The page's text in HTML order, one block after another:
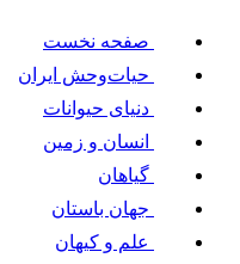
صفحه نخست
حیات‌وحش ایران
دنیای حیوانات
انسان و زمین
گیاهان
جهان باستان
علم و کیهان